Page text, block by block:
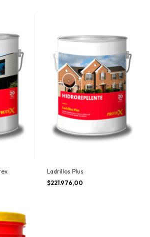
Ladrillos Plus
$221.976,00